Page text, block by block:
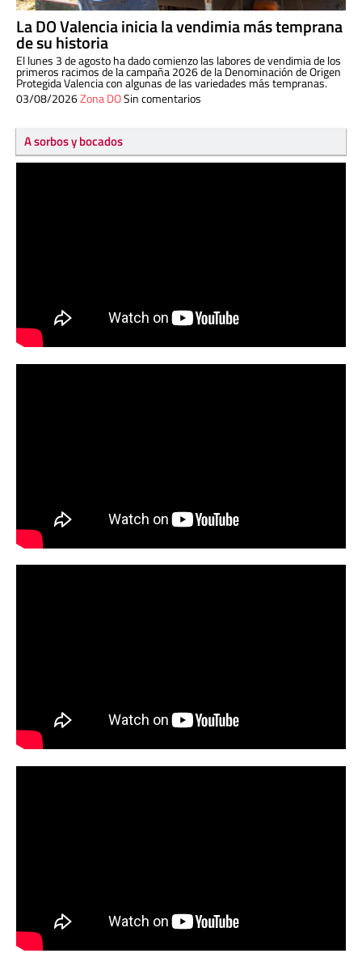
La DO Valencia inicia la vendimia más temprana
de su historia
El lunes 3 de agosto ha dado comienzo las labores de vendimia de los
primeros racimos de la campaña 2026 de la Denominación de Origen
Protegida Valencia con algunas de las variedades más tempranas.
03/08/2026Zona DOSin comentarios
A sorbos y bocados